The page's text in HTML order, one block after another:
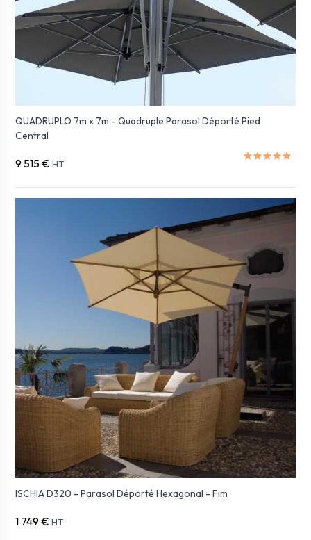
QUADRUPLO 7m x 7m - Quadruple Parasol Déporté Pied
Central
9 515 € HT
ISCHIA D320 - Parasol Déporté Hexagonal - Fim
1 749 € HT